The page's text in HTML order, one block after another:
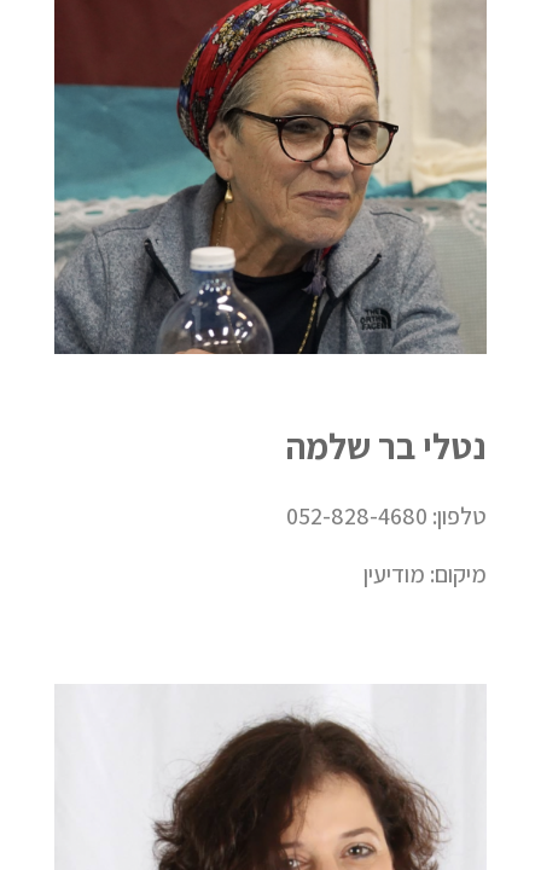
נטלי בר שלמה
טלפון: 052-828-4680
מיקום: מודיעין